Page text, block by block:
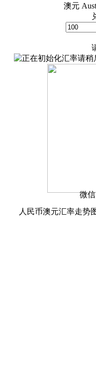
澳元
微
人民币澳元汇率走势